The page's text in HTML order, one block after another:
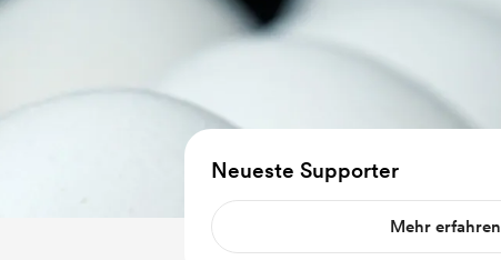
Neueste Supporter
Mehr erfahren